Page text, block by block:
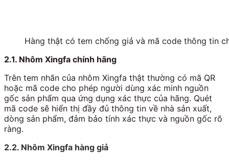
Hàng thật có tem chống giả và mã code thông tin
2.1. Nhôm Xingfa chính hãng
Trên tem nhãn của nhôm Xingfa thật thường có mã QR
hoặc mã code cho phép người dùng xác minh nguồn
gốc sản phẩm qua ứng dụng xác thực của hãng. Quét
mã code sẽ hiển thị đầy đủ thông tin về nhà sản xuất,
dòng sản phẩm, đảm bảo tính xác thực và nguồn gốc rõ
ràng.
2.2. Nhôm Xingfa hàng giả